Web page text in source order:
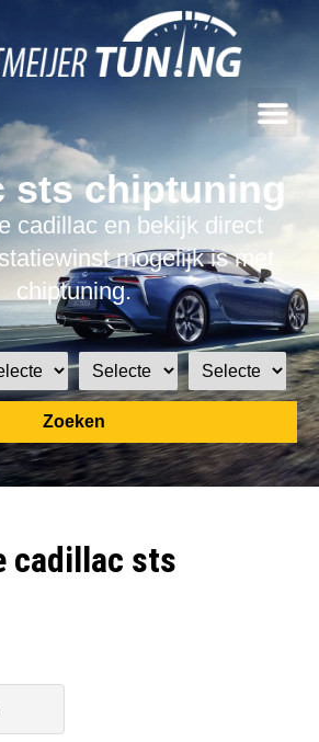
sts chiptuning
cadillac en bekijk direct
mogelijk is met
chiptuning.
Zoeken
cadillac sts